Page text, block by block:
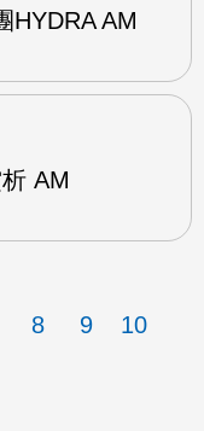
HYDRA AM
AM
8 9
10